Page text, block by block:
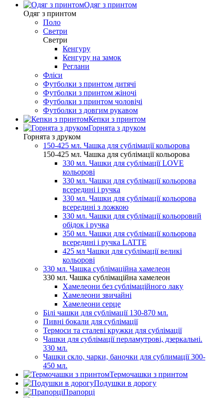
Одяг з принтом
Одяг з принтом
Поло
Светри
Светри
Кенгуру
Кенгуру на замок
Реглани
Фліси
Футболки з принтом дитячі
Футболки з принтом жіночі
Футболки з принтом чоловічі
Футболки з довгим рукавом
Кепки з принтом
Горнята з друком
Горнята з друком
150-425 мл. Чашка для сублімації кольорова
150-425 мл. Чашка для сублімації кольорова
330 мл. Чашки для сублімації LOVE
кольорові
330 мл. Чашки для сублімації кольорова
всередині і ручка
330 мл. Чашки для сублімації кольорова
всередині з ложкою
330 мл. Чашки для сублімації кольоровий
обідок і ручка
350 мл. Чашки для сублімації кольорова
всередині і ручка LATTE
425 мл Чашки для сублімації великі
кольорові
330 мл. Чашка сублімаційна хамелеон
330 мл. Чашка сублімаційна хамелеон
Хамелеони без сублімаційного лаку
Хамелеони звичайні
Хамелеони серце
Білі чашки для сублімації 130-870 мл.
Пивні бокали для сублімації
Термоси та сталеві кружки для сублімації
Чашки для сублімації перламутрові, дзеркальні.
330 мл.
Чашки скло, чарки, баночки для сублимації 300-
450 мл.
Термочашки з принтом
Подушки в дорогу
Прапорці